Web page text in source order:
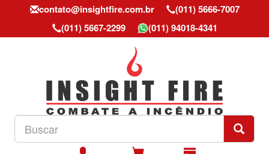
contato@insightfire.com.br
(011) 5666-7007
(011) 5667-2299
(011) 94018-4341